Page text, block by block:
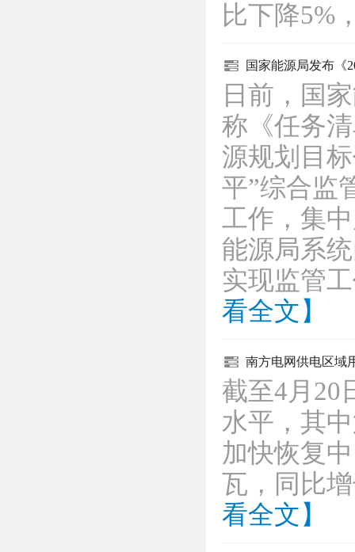
比下降5%
国家能源局发布《
日前，国
称《任务
源规划目
平”综合监
工作，集
能源局系
实现监管
看全文】
南方电网供电区域
截至4月20
水平，其
加快恢复
瓦，同比
看全文】